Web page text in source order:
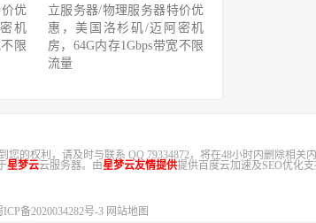
优
机
限
立服务器/物理服务器特价优
惠，美国洛杉矶/迈阿密机
房，64G内存1Gbps带宽不限
流量
您的权利，请及时与联系 QQ 79334872，将在48小时内删除相关
星梦云云服务器。由星梦云友情提供提供百度云加速及SEO优化支
ICP备2020034282号-3 网站地图